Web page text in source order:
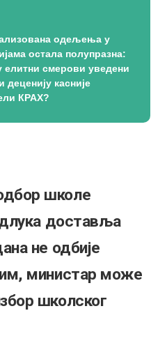
одељења у
остала полупразна:
елитни смерови уведени
деценију касније
КРАХ?
школе
доставља
не одбије
министар може
школског